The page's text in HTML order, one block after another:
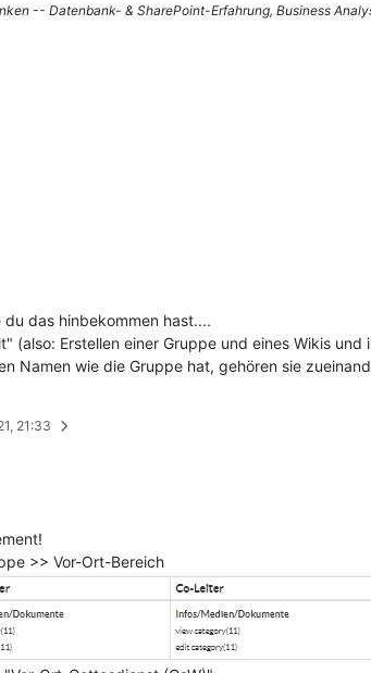
-- Datenbank- & SharePoint-Erfahrung, Business
das hinbekommen hast....
(also: Erstellen einer Gruppe und eines Wikis
Namen wie die Gruppe hat, gehören sie
21:33
>> Vor-Ort-Bereich